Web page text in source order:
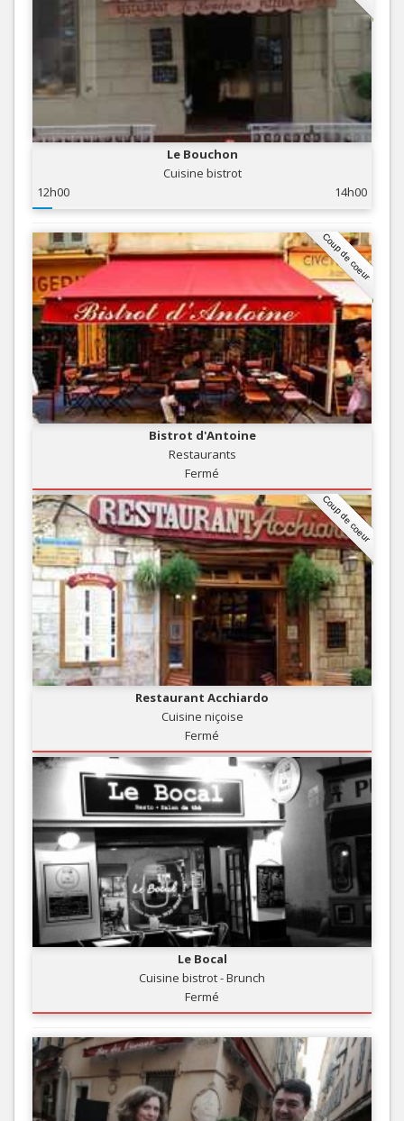
Le Bouchon
Cuisine bistrot
12h00
14h00
Coup de coeur
Bistrot d'Antoine
Restaurants
Fermé
Coup de coeur
Restaurant Acchiardo
Cuisine niçoise
Fermé
Le Bocal
Cuisine bistrot - Brunch
Fermé